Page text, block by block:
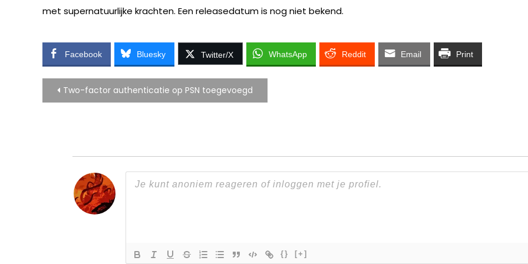
met supernatuurlijke krachten. Een releasedatum is nog niet bekend.
Facebook Bluesky Twitter/X WhatsApp Reddit Email Print
Bericht
Two-factor authenticatie op PSN toegevoegd
{} [+]